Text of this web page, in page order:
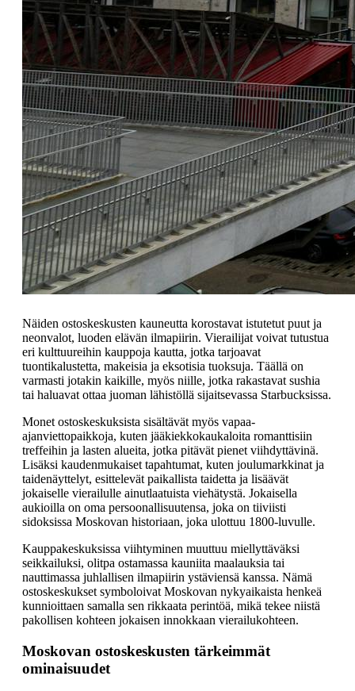
Näiden ostoskeskusten kauneutta korostavat istutetut puut ja
neonvalot, luoden elävän ilmapiirin. Vierailijat voivat tutustua
eri kulttuureihin kauppoja kautta, jotka tarjoavat
tuontikalustetta, makeisia ja eksotisia tuoksuja. Täällä on
varmasti jotakin kaikille, myös niille, jotka rakastavat sushia
tai haluavat ottaa juoman lähistöllä sijaitsevassa Starbucksissa.
Monet ostoskeskuksista sisältävät myös vapaa-
ajanviettopaikkoja, kuten jääkiekkokaukaloita romanttisiin
treffeihin ja lasten alueita, jotka pitävät pienet viihdyttävinä.
Lisäksi kaudenmukaiset tapahtumat, kuten joulumarkkinat ja
taidenäyttelyt, esittelevät paikallista taidetta ja lisäävät
jokaiselle vierailulle ainutlaatuista viehätystä. Jokaisella
aukioilla on oma persoonallisuutensa, joka on tiiviisti
sidoksissa Moskovan historiaan, joka ulottuu 1800-luvulle.
Kauppakeskuksissa viihtyminen muuttuu miellyttäväksi
seikkailuksi, olitpa ostamassa kauniita maalauksia tai
nauttimassa juhlallisen ilmapiirin ystäviensä kanssa. Nämä
ostoskeskukset symboloivat Moskovan nykyaikaista henkeä
kunnioittaen samalla sen rikkaata perintöä, mikä tekee niistä
pakollisen kohteen jokaisen innokkaan vierailukohteen.
Moskovan ostoskeskusten tärkeimmät
ominaisuudet